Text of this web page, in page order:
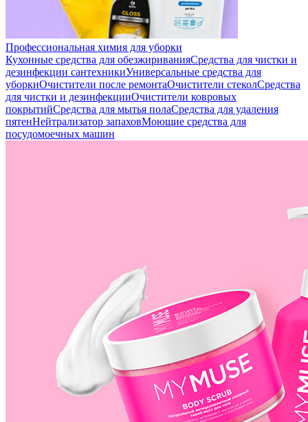
Профессиональная химия для уборки
Кухонные средства для обезжириванияСредства для чистки и
дезинфекции сантехникиУниверсальные средства для
уборкиОчистители после ремонтаОчистители стеколСредства
для чистки и дезинфекцииОчистители ковровых
покрытийСредства для мытья полаСредства для удаления
пятенНейтрализатор запаховМоющие средства для
посудомоечных машин